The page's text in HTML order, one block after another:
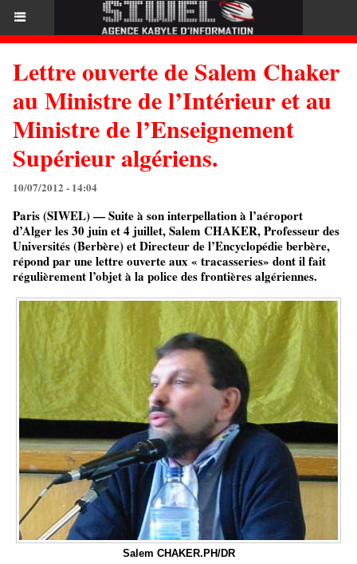
Lettre ouverte de Salem Chaker
au Ministre de l’Intérieur et au
Ministre de l’Enseignement
Supérieur algériens.
10/07/2012 - 14:04
Paris (SIWEL) — Suite à son interpellation à l’aéroport
d’Alger les 30 juin et 4 juillet, Salem CHAKER, Professeur des
Universités (Berbère) et Directeur de l’Encyclopédie berbère,
répond par une lettre ouverte aux « tracasseries» dont il fait
régulièrement l’objet à la police des frontières algériennes.
Salem CHAKER.PH/DR